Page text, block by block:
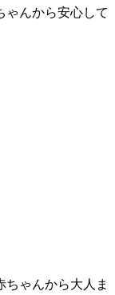
ゃんから安心して
ゃんから大人ま